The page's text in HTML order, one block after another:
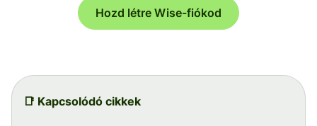
Hozd létre Wise-fiókod
📑 Kapcsolódó cikkek